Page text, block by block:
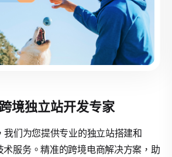
境独立站开发专家
我们为您提供专业的独立站搭建和
服务。精准的跨境电商解决方案，助